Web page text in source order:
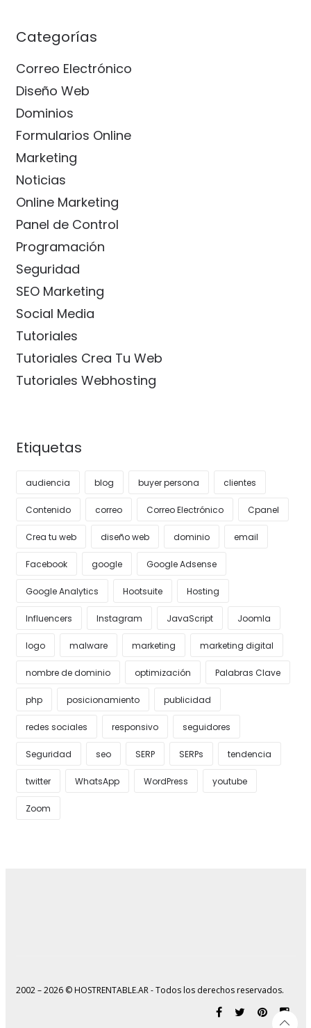
Categorías
Correo Electrónico
Diseño Web
Dominios
Formularios Online
Marketing
Noticias
Online Marketing
Panel de Control
Programación
Seguridad
SEO Marketing
Social Media
Tutoriales
Tutoriales Crea Tu Web
Tutoriales Webhosting
Etiquetas
audiencia blog buyer persona clientes
Contenido correo Correo Electrónico Cpanel
Crea tu web diseño web dominio email
Facebook google Google Adsense
Google Analytics Hootsuite Hosting
Influencers Instagram JavaScript Joomla
logo malware marketing marketing digital
nombre de dominio optimización Palabras Clave
php posicionamiento publicidad
redes sociales responsivo seguidores
Seguridad seo SERP SERPs tendencia
twitter WhatsApp WordPress youtube
Zoom
2002 – 2026 © HOSTRENTABLE.AR - Todos los derechos reservados.